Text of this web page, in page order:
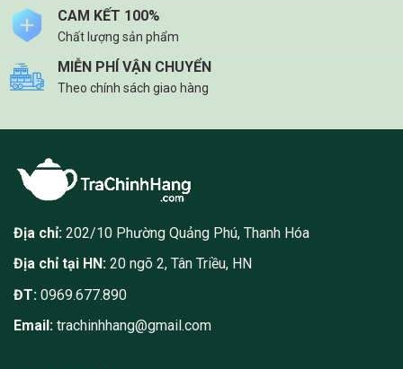
CAM KẾT 100%
Chất lượng sản phẩm
MIỄN PHÍ VẬN CHUYỂN
Theo chính sách giao hàng
Địa chỉ: 202/10 Phường Quảng Phú, Thanh Hóa
Địa chỉ tại HN: 20 ngõ 2, Tân Triều, HN
ĐT: 0969.677.890
Email: trachinhhang@gmail.com